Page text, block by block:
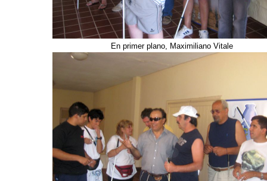
En primer plano, Maximiliano Vitale